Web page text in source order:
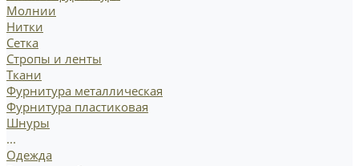
Молнии
Нитки
Сетка
Стропы и ленты
Ткани
Фурнитура металлическая
Фурнитура пластиковая
Шнуры
...
Одежда